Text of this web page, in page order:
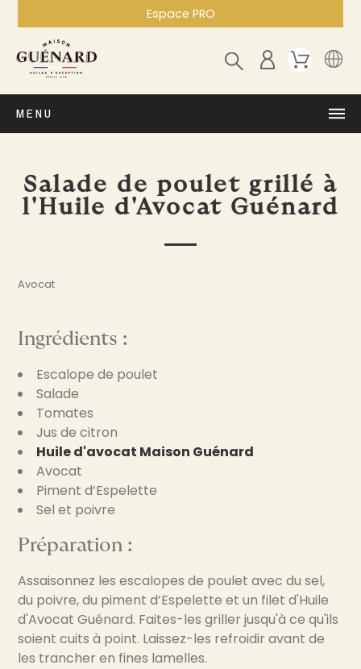
Espace PRO
MENU
Salade de poulet grillé à
l'Huile d'Avocat Guénard
Avocat
Ingrédients :
Escalope de poulet
Salade
Tomates
Jus de citron
Huile d'avocat Maison Guénard
Avocat
Piment d’Espelette
Sel et poivre
Préparation :
Assaisonnez les escalopes de poulet avec du sel,
du poivre, du piment d’Espelette et un filet d'Huile
d'Avocat Guénard. Faites-les griller jusqu'à ce qu'ils
soient cuits à point. Laissez-les refroidir avant de
les trancher en fines lamelles.